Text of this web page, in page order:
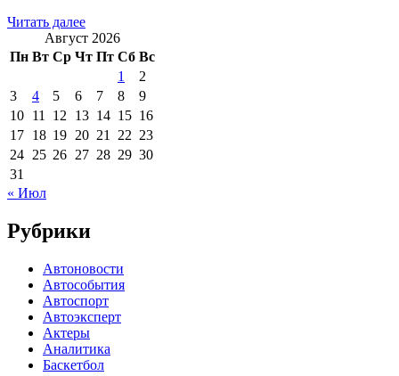
Читать далее
Август 2026
Пн Вт Ср Чт Пт Сб Вс
1
2
3
4 5 6 7 8
9
10 11 12 13 14 15 16
17 18 19 20 21 22 23
24 25 26 27 28 29 30
31
« Июл
Рубрики
Автоновости
Автособытия
Автоспорт
Автоэксперт
Актеры
Аналитика
Баскетбол